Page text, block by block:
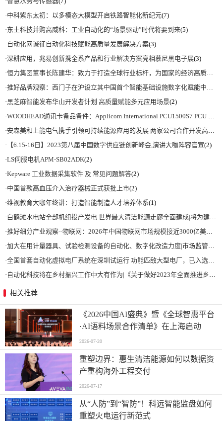
·中科紫东太初：以多模态大模型开启铁路智能化新纪元(7)
·东土科技并购高威科：工业自动化的“场景驱动”时代将要到来(5)
· 自动化网诚征自动化科技赋能高质量发展解决方案(3)
·深耕应用，兆易创新携全系产品和行业解决方案亮相慕尼黑电子展(3)
·恒力集团董事长陈建华：致力于打造全球行业标杆，为国家的经济高质量发展贡献更大力量|上海电气集团党委书记、董事长吴磊来访
·推好品牌观察：西门子在沪设立其中国首个智能基础设施数字化赋能中心
·黑芝麻智能发布华山开发者计划 高质量赋能多元应用场景(2)
·WOODHEAD通讯卡备品备件：Applicom International PCU1500S7 PCU 1500 S7 V4.5.0
·安森美和上能电气携手引领可持续能源应用的发展 两家公司合作开发高性能储能和太阳能组串式逆变器方案 以实现可持续的未来
· 【6.15-16日】2023第八届中国数字供应链创新峰会,演讲大咖阵容官宣(2)
·LS伺服电机APM-SB02ADK(2)
·Kepware 工业数据采集软件 及 常见问题解答(2)
·中国首款高血压介入治疗器械正式获批上市(2)
·维视教育大咖年终讲：打造智能制造人才培养体系(1)
·白鹤滩水电站全部机组投产发电 世界最大清洁能源走廊全面建成|将为建设新型能源体系、保障国家能源安全、实现“双碳”目标提供有力支撑
·推好细分产业观察--物联网：2026年中国物联网市场规模接近3000亿美元 智慧工厂、智慧城市、智慧电网等将占60%以上
·加大在用计量器具、试验检测设备的自动化、数字化改造力度|市场监管总局 工业和信息化部 关于促进企业计量能力提升的指导意见
·全国首套自动化虚拟电厂系统在深圳试运行 功能匹敌大型电厂，已入选国际典型案例
· 自动化科技将在乡村振兴工作中大有作为|《关于做好2023年全面推进乡村振兴重点工作的意见》发布
相关推荐
《2026中国AI盛典》暨《全球智惠平台
·AI语料场景合作清单》在上海启动
2026-07-20
重塑边界：惠生清洁能源如何以数据资
产重构海外工程交付
2026-07-17
从“人防”到“智防”！科远智能监盘如何
重塑火电运行新范式